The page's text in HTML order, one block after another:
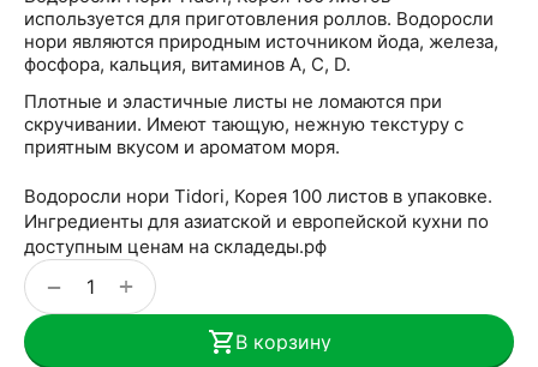
используется для приготовления роллов. Водоросли
нори являются природным источником йода, железа,
фосфора, кальция, витаминов A, C, D.
Плотные и эластичные листы не ломаются при
скручивании. Имеют тающую, нежную текстуру с
приятным вкусом и ароматом моря.
Водоросли нори Tidori, Корея 100 листов в упаковке.
Ингредиенты для азиатской и европейской кухни по
доступным ценам на складеды.рф
+
−
В корзину